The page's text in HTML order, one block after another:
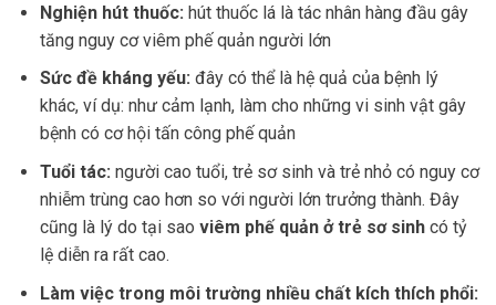
Nghiện hút thuốc: hút thuốc lá là tác nhân hàng đầu gây
tăng nguy cơ viêm phế quản người lớn
Sức đề kháng yếu: đây có thể là hệ quả của bệnh lý
khác, ví dụ: như cảm lạnh, làm cho những vi sinh vật gây
bệnh có cơ hội tấn công phế quản
Tuổi tác: người cao tuổi, trẻ sơ sinh và trẻ nhỏ có nguy cơ
nhiễm trùng cao hơn so với người lớn trưởng thành. Đây
cũng là lý do tại sao viêm phế quản ở trẻ sơ sinhcó tỷ
lệ diễn ra rất cao.
Làm việc trong môi trường nhiều chất kích thích phổi: